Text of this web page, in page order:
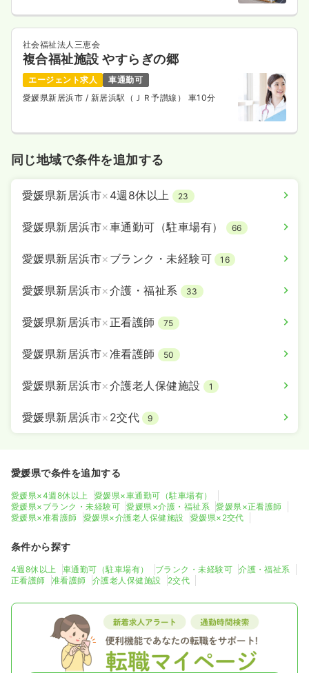
社会福祉法人三恵会
複合福祉施設 やすらぎの郷
エージェント求人
車通勤可
愛媛県新居浜市 / 新居浜駅（ＪＲ予讃線） 車10分
同じ地域で条件を追加する
愛媛県新居浜市× 4週8休以上 23
愛媛県新居浜市×車通勤可（駐車場有） 66
愛媛県新居浜市× ブランク・未経験可 16
愛媛県新居浜市×介護・福祉系 33
愛媛県新居浜市× 正看護師 75
愛媛県新居浜市×准看護師 50
愛媛県新居浜市×介護老人保健施設 1
愛媛県新居浜市× 2交代 9
愛媛県で条件を追加する
愛媛県×4週8休以上
愛媛県×車通勤可（駐車場有）
愛媛県×ブランク・未経験可
愛媛県×介護・福祉系
愛媛県×正看護師
愛媛県×准看護師
愛媛県×介護老人保健施設 愛媛県×2交代
条件から探す
4週8休以上 車通勤可（駐車場有） ブランク・未経験可
介護・福祉系
正看護師
准看護師 介護老人保健施設 2交代